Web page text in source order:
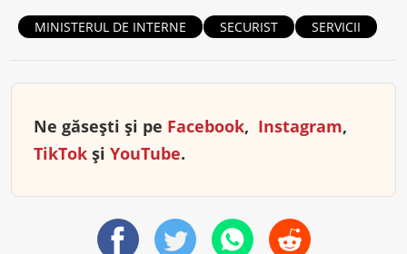
MINISTERUL DE INTERNE SECURIST SERVICII
Ne găsești și pe Facebook, Instagram,
TikTok și YouTube.